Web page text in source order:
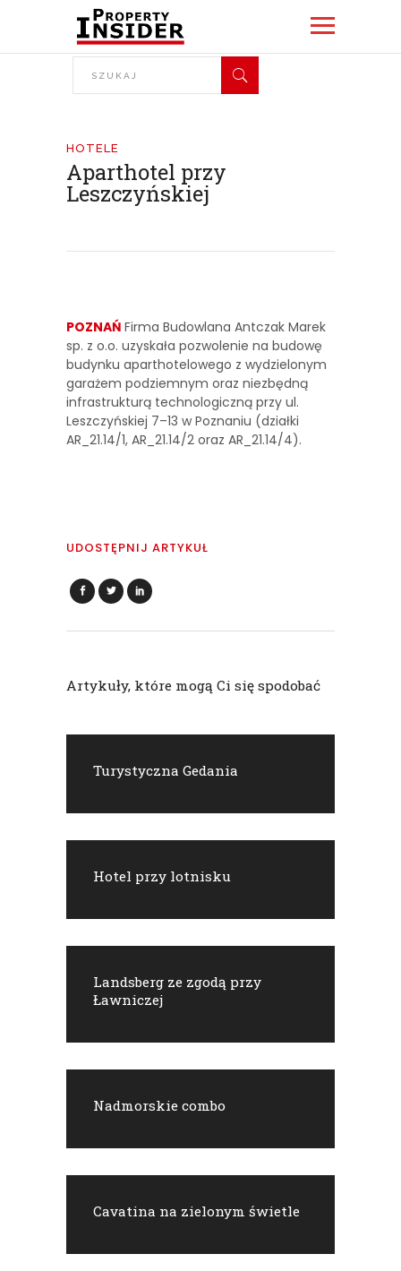
HOTELE
Aparthotel przy
Leszczyńskiej
POZNAŃ Firma Budowlana Antczak Marek
sp. z o.o. uzyskała pozwolenie na budowę
budynku aparthotelowego z wydzielonym
garażem podziemnym oraz niezbędną
infrastrukturą technologiczną przy ul.
Leszczyńskiej 7–13 w Poznaniu (działki
AR_21.14/1, AR_21.14/2 oraz AR_21.14/4).
UDOSTĘPNIJ ARTYKUŁ
Artykuły, które mogą Ci się spodobać
Turystyczna Gedania
Hotel przy lotnisku
Landsberg ze zgodą przy
Ławniczej
Nadmorskie combo
Cavatina na zielonym świetle